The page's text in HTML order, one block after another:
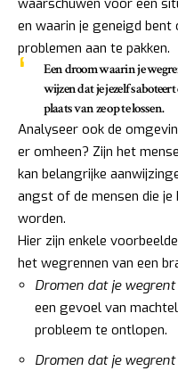
en waarin je geneigd
problemen aan te pakken.
Een droom waarin je
wijzen dat je jezelf
plaats van ze op te lossen.
Analyseer ook de
er omheen? Zijn het
kan belangrijke
angst of de mensen die
worden.
Hier zijn enkele
het wegrennen van een
Dromen dat je
een gevoel van
probleem te ontlopen.
Dromen dat je